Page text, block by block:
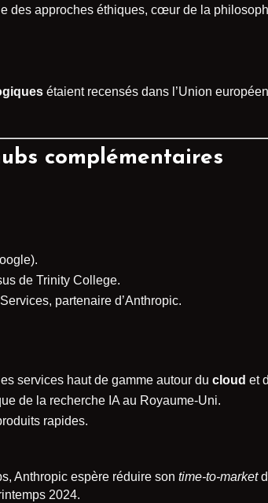
des approches éthiques, cœur de la
étaient recensés dans l’Union
complémentaires
de Trinity College.
partenaire d’Anthropic.
services haut de gamme autour du cloud et
de la recherche IA au Royaume-Uni.
rapides.
Anthropic espère réduire son time-to-market
2024.